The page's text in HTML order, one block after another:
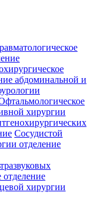
абдоминальной и
хирургии
Сосудистой
отделение
отделение
хирургии